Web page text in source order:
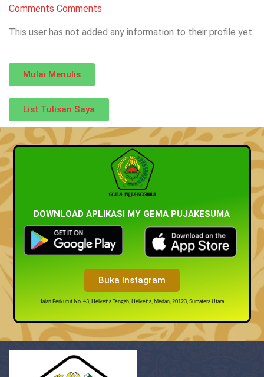
Comments Comments
This user has not added any information to their profile yet.
Mulai Menulis
List Tulisan Saya
DOWNLOAD APLIKASI MY GEMA PUJAKESUMA
Buka Instagram
Jalan Perkutut No. 43, Helvetia Tengah, Helvetia, Medan, 20123, Sumatera Utara